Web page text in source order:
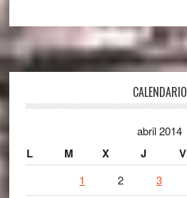
CALENDARIO
abril 2014
L M X J V
1 2 3